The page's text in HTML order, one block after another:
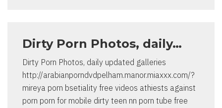
Dirty Porn Photos, daily…
Dirty Porn Photos, daily updated galleries
http://arabianporndvdpelham.manor.miaxxx.com/?
mireya porn bsetiality free videos athiests against
porn porn for mobile dirty teen nn porn tube free